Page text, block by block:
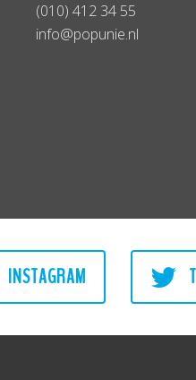
(010) 412 34 55
info@popunie.nl
INSTAGRAM